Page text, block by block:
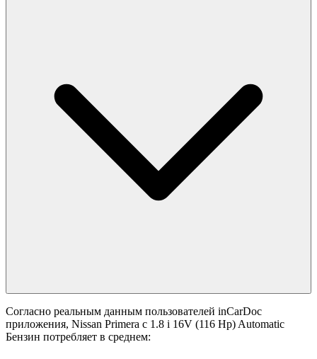
Согласно реальным данным пользователей inCarDoc
приложения, Nissan Primera с 1.8 i 16V (116 Hp) Automatic
Бензин потребляет в среднем: